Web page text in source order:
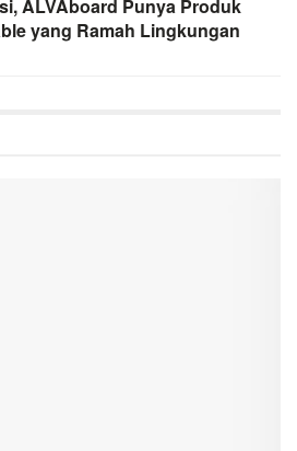
ALVAboard Punya Produk
yang Ramah Lingkungan